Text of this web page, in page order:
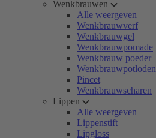
Wenkbrauwen
Alle weergeven
Wenkbrauwverf
Wenkbrauwgel
Wenkbrauwpomade
Wenkbrauw poeder
Wenkbrauwpotloden
Pincet
Wenkbrauwscharen
Lippen
Alle weergeven
Lippenstift
Lipgloss